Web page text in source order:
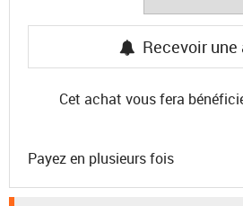
Recevoir une
Cet achat vous fera
Payez en plusieurs fois